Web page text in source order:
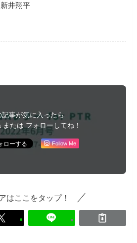
井翔平
記事が気に入ったら
または フォローしてね！
Follow Me
はここをタップ！